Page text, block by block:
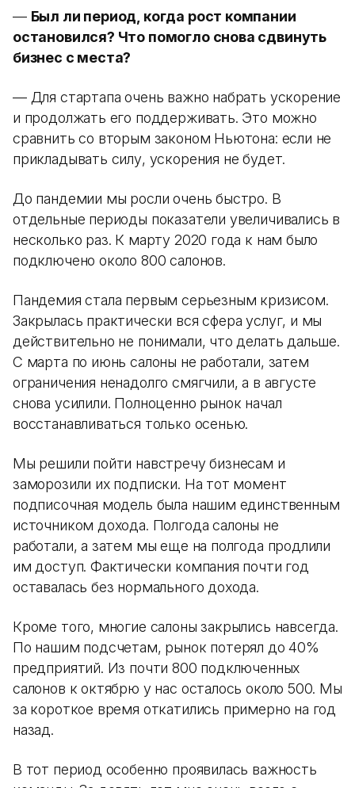
— Был ли период, когда рост компании
остановился? Что помогло снова сдвинуть
бизнес с места?
— Для стартапа очень важно набрать ускорение
и продолжать его поддерживать. Это можно
сравнить со вторым законом Ньютона: если не
прикладывать силу, ускорения не будет.
До пандемии мы росли очень быстро. В
отдельные периоды показатели увеличивались в
несколько раз. К марту 2020 года к нам было
подключено около 800 салонов.
Пандемия стала первым серьезным кризисом.
Закрылась практически вся сфера услуг, и мы
действительно не понимали, что делать дальше.
С марта по июнь салоны не работали, затем
ограничения ненадолго смягчили, а в августе
снова усилили. Полноценно рынок начал
восстанавливаться только осенью.
Мы решили пойти навстречу бизнесам и
заморозили их подписки. На тот момент
подписочная модель была нашим единственным
источником дохода. Полгода салоны не
работали, а затем мы еще на полгода продлили
им доступ. Фактически компания почти год
оставалась без нормального дохода.
Кроме того, многие салоны закрылись навсегда.
По нашим подсчетам, рынок потерял до 40%
предприятий. Из почти 800 подключенных
салонов к октябрю у нас осталось около 500. Мы
за короткое время откатились примерно на год
назад.
В тот период особенно проявилась важность